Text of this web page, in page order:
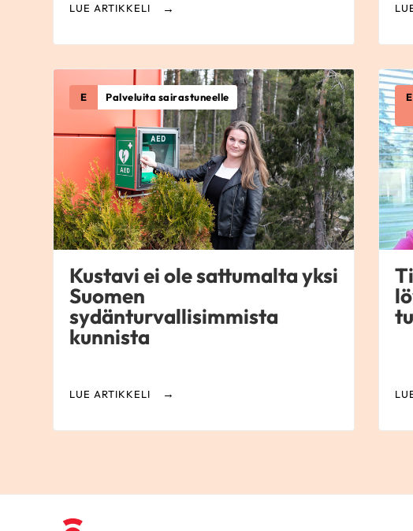
LUE ARTIKKELI
E Palveluita sairastuneelle
Kustavi ei ole sattumalta yksi
Suomen
sydänturvallisimmista
kunnista
LUE ARTIKKELI
E